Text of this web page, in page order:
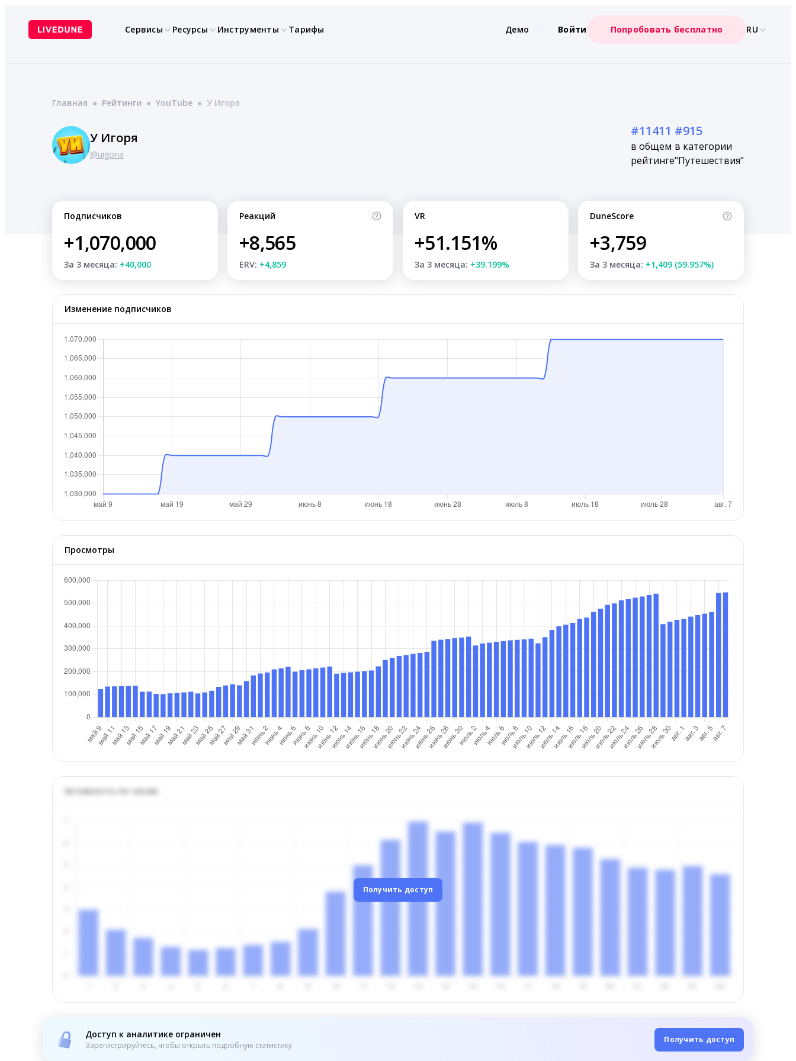
содержимому
Сервисы Ресурсы Инструменты Тарифы Демо Войти Попробовать бесплатно RU
Главная ● Рейтинги ● YouTube ● У Игоря
У Игоря
@uigoria
#11411
в общем
рейтинге
#915
в категории
"Путешествия"
Подписчиков
+1,070,000
За 3 месяца: +40,000
Реакций
+8,565
ERV: +4,859
VR
+51.151%
За 3 месяца: +39.199%
DuneScore
+3,759
За 3 месяца: +1,409 (59.957%)
Изменение подписчиков
Просмотры
Активность по часам
Получить доступ
Доступ к аналитике ограничен
Зарегистрируйтесь, чтобы открыть подробную статистику
Получить доступ